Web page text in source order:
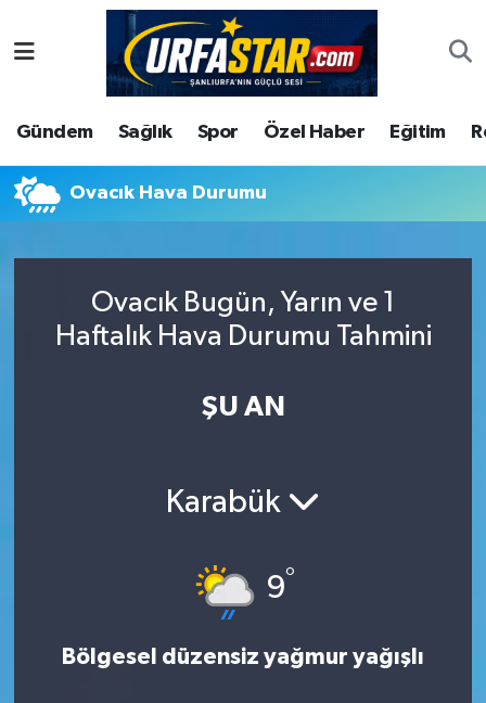
Gündem Sağlık Spor Özel Haber Eğitim
Ovacık Hava Durumu
Ovacık Bugün, Yarın ve 1
Haftalık Hava Durumu Tahmini
ŞU AN
Karabük
9°
Bölgesel düzensiz yağmur yağışlı
ASAYİS
ÇEVRE
DUNYA
Ekonomi
Şanlıurfa Nöbetçi Eczaneler
Şanlıurfa Hava Durumu
Şanlıurfa Namaz Vakitleri
Süper Lig Puan Durumu ve Fikstür
Son Dakika Haberleri